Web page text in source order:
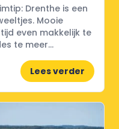
Drenthe is een
Mooie
even makkelijk te
te meer...
Lees verder